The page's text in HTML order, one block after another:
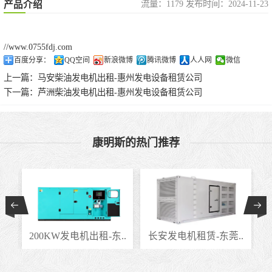
产品介绍 流量：1179 发布时间：2024-11-23
//www.0755fdj.com
百度分享： QQ空间 新浪微博 腾讯微博 人人网 微信
上一篇： 马安柴油发电机出租-惠州发电设备租赁公司
下一篇： 芦洲柴油发电机出租-惠州发电设备租赁公司
康明斯的热门推荐
200KW发电机出租-东.. 长安发电机租赁-东莞..